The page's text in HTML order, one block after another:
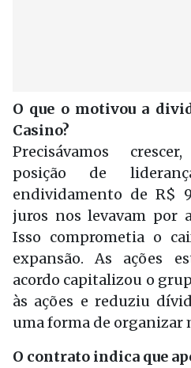
O que o motivou a
Casino?
Precisávamos
posição de
endividamento de R$
juros nos levavam por
Isso comprometia o
expansão. As ações
acordo capitalizou o
às ações e reduziu
uma forma de organizar
O contrato indica que